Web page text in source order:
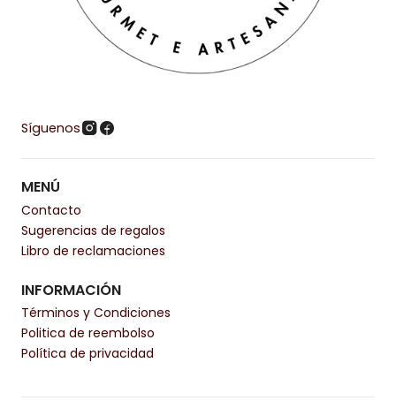
Síguenos
MENÚ
Contacto
Sugerencias de regalos
Libro de reclamaciones
INFORMACIÓN
Términos y Condiciones
Politica de reembolso
Política de privacidad